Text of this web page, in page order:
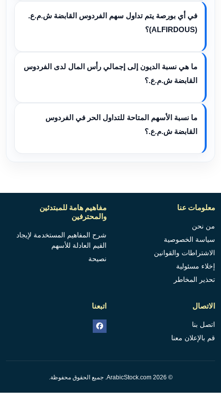
في أي بورصة يتم تداول سهم الفردوس القابضة ش.م.ع.
(ALFIRDOUS)؟
ما هي نسبة الديون إلى إجمالي رأس المال لدى الفردوس
القابضة ش.م.ع.؟
ما نسبة الأسهم المتاحة للتداول الحر في الفردوس
القابضة ش.م.ع.؟
معلومات عنا
من نحن
سياسة الخصوصية
الاشتراطات والقوانين
إخلاء مسئولية
تحذير المخاطر
مفاهيم هامة للمبتدئين
والمحترفين
شرح المفاهيم المستخدمة لإيجاد
القيم العادلة للأسهم
نصيحة
الاتصال
اتصل بنا
قم بالإعلان معنا
اتبعنا
© 2026 ArabicStock.com. جميع الحقوق محفوظة.